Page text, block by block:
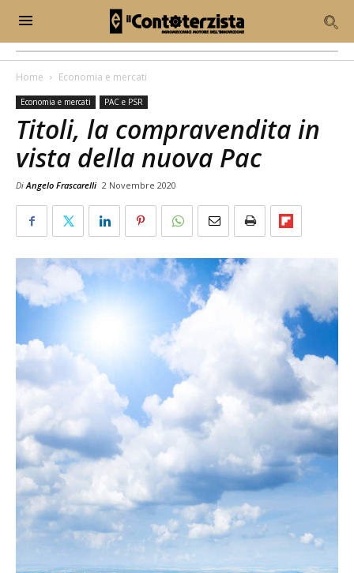
Home Economia e mercati
Economia e mercati PAC e PSR
Titoli, la compravendita in
vista della nuova Pac
DiAngelo Frascarelli 2 Novembre 2020